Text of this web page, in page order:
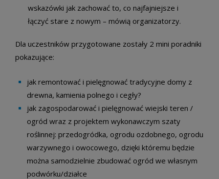
wskazówki jak zachować to, co najfajniejsze i
łączyć stare z nowym – mówią organizatorzy.
Dla uczestników przygotowane zostały 2 mini poradniki
pokazujące:
jak remontować i pielęgnować tradycyjne domy z
drewna, kamienia polnego i cegły?
jak zagospodarować i pielęgnować wiejski teren /
ogród wraz z projektem wykonawczym szaty
roślinnej: przedogródka, ogrodu ozdobnego, ogrodu
warzywnego i owocowego, dzięki któremu będzie
można samodzielnie zbudować ogród we własnym
podwórku/działce